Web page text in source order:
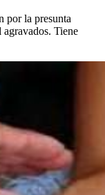
por la presunta
agravados. Tiene